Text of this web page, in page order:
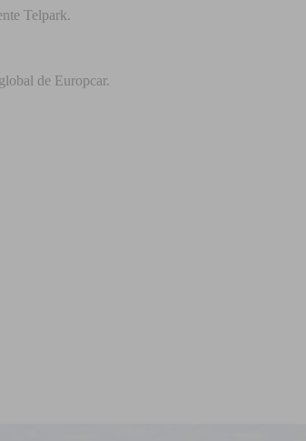
Telpark.
de Europcar.